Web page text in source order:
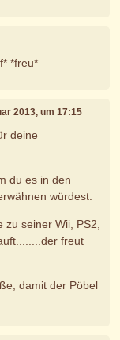
*freu*
2013, um 17:15
deine
du es in den
würdest.
seiner Wii, PS2,
freut
damit der Pöbel